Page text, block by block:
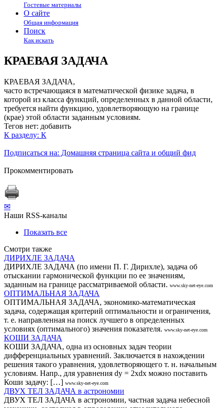
Гостевые материалы
О сайте
Общая информация
Поиск
Как искать
КРАЕВАЯ ЗАДАЧА
КРАЕВАЯ ЗАДАЧА,
часто встречающаяся в математической физике задача, в
которой из класса функций, определенных в данной области,
требуется найти функцию, удовлетворяющую на границе
(крае) этой области заданным условиям.
Тегов нет: добавить
К разделу: К
Подписаться на: Домашняя страница сайта и общий фид
Прокомментировать
✉
Наши RSS-каналы
Показать все
Смотри также
ДИРИХЛЕ ЗАДАЧА
ДИРИХЛЕ ЗАДАЧА (по имени П. Г. Дирихле), задача об
отыскании гармонической функции по ее значениям,
заданным на границе рассматриваемой области. www.sky-net-eye.com
ОПТИМАЛЬНАЯ ЗАДАЧА
ОПТИМАЛЬНАЯ ЗАДАЧА, экономико-математическая
задача, содержащая критерий оптимальности и ограничения,
т. е. направленная на поиск лучшего в определенных
условиях (оптимального) значения показателя. www.sky-net-eye.com
КОШИ ЗАДАЧА
КОШИ ЗАДАЧА, одна из основных задач теории
дифференциальных уравнений. Заключается в нахождении
решения такого уравнения, удовлетворяющего т. н. начальным
условиям. Напр., для уравнения dy = 2xdx можно поставить
Коши задачу: […] www.sky-net-eye.com
ДВУХ ТЕЛ ЗАДАЧА в астрономии
ДВУХ ТЕЛ ЗАДАЧА в астрономии, частная задача небесной